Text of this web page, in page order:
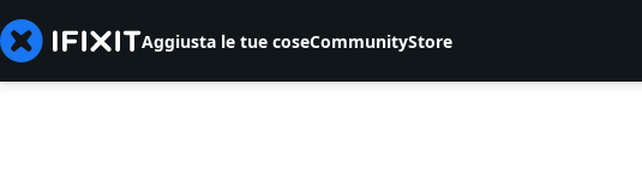
Aggiusta le tue coseCommunityStore